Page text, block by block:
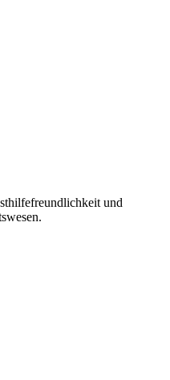
und